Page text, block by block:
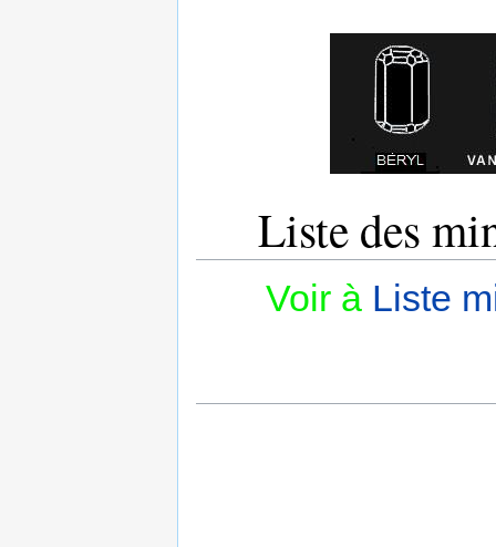
Liste des
Voir à Liste